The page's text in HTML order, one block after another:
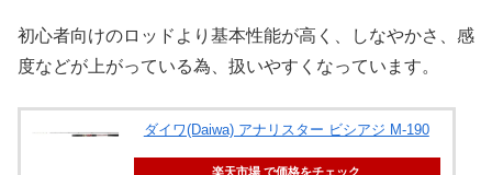
初心者向けのロッドより基本性能が高く、しなやかさ、感
度などが上がっている為、扱いやすくなっています。
ダイワ(Daiwa) アナリスター ビシアジ M-190
楽天市場 で価格をチェック